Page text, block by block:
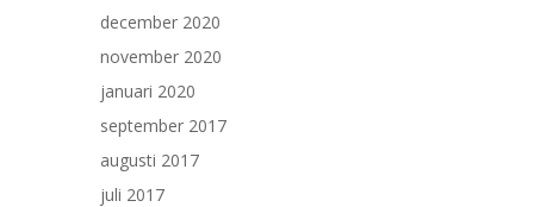
december 2020
november 2020
januari 2020
september 2017
augusti 2017
juli 2017